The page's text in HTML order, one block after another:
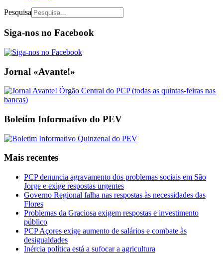
Pesquisa
Siga-nos no Facebook
Jornal «Avante!»
Boletim Informativo do PEV
Mais recentes
PCP denuncia agravamento dos problemas sociais em São
Jorge e exige respostas urgentes
Governo Regional falha nas respostas às necessidades das
Flores
Problemas da Graciosa exigem respostas e investimento
público
PCP Açores exige aumento de salários e combate às
desigualdades
Inércia política está a sufocar a agricultura